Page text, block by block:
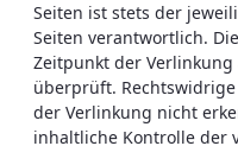
Seiten ist stets der
Seiten verantwortlich.
Zeitpunkt der
überprüft.
der Verlinkung nicht
inhaltliche Kontrolle der